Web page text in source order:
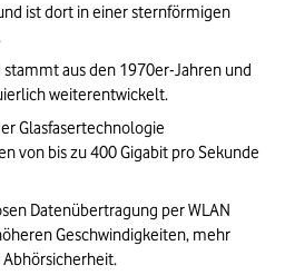
ist dort in einer sternförmigen
aus den 1970er-Jahren und
weiterentwickelt.
Glasfasertechnologie
von bis zu 400 Gigabit pro Sekunde
Datenübertragung per WLAN
Geschwindigkeiten, mehr